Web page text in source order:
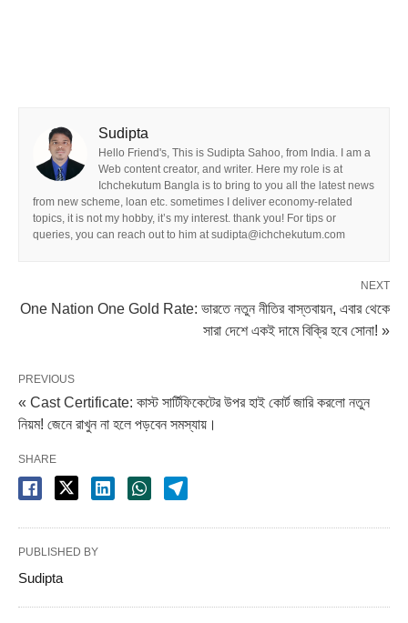
Sudipta
Hello Friend's, This is Sudipta Sahoo, from India. I am a
Web content creator, and writer. Here my role is at
Ichchekutum Bangla is to bring to you all the latest news
from new scheme, loan etc. sometimes I deliver economy-related
topics, it is not my hobby, it’s my interest. thank you! For tips or
queries, you can reach out to him at sudipta@ichchekutum.com
NEXT
One Nation One Gold Rate: ভারতে নতুন নীতির বাস্তবায়ন, এবার থেকে
সারা দেশে একই দামে বিক্রি হবে সোনা! »
PREVIOUS
« Cast Certificate: কাস্ট সার্টিফিকেটের উপর হাই কোর্ট জারি করলো নতুন
নিয়ম! জেনে রাখুন না হলে পড়বেন সমস্যায়।
SHARE
PUBLISHED BY
Sudipta